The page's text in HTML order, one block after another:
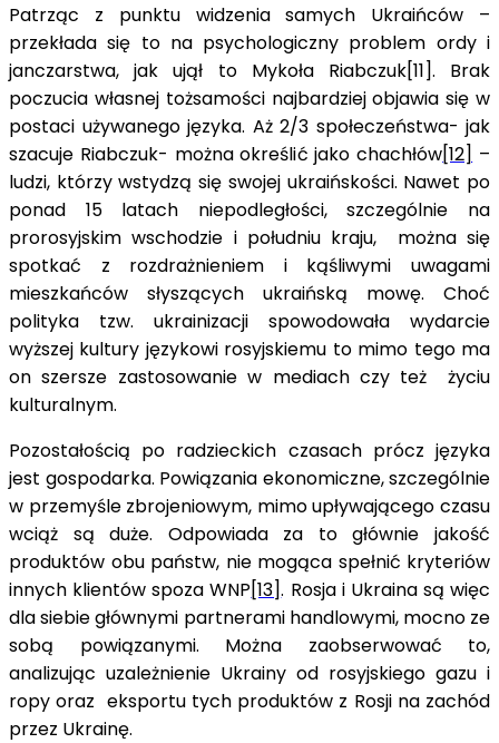
Patrząc z punktu widzenia samych Ukraińców –
przekłada się to na psychologiczny problem ordy i
janczarstwa, jak ujął to Mykoła Riabczuk[11]. Brak
poczucia własnej tożsamości najbardziej objawia się w
postaci używanego języka. Aż 2/3 społeczeństwa- jak
szacuje Riabczuk- można określić jako chachłów[12] –
ludzi, którzy wstydzą się swojej ukraińskości. Nawet po
ponad 15 latach niepodległości, szczególnie na
prorosyjskim wschodzie i południu kraju, można się
spotkać z rozdrażnieniem i kąśliwymi uwagami
mieszkańców słyszących ukraińską mowę. Choć
polityka tzw. ukrainizacji spowodowała wydarcie
wyższej kultury językowi rosyjskiemu to mimo tego ma
on szersze zastosowanie w mediach czy też życiu
kulturalnym.
Pozostałością po radzieckich czasach prócz języka
jest gospodarka. Powiązania ekonomiczne, szczególnie
w przemyśle zbrojeniowym, mimo upływającego czasu
wciąż są duże. Odpowiada za to głównie jakość
produktów obu państw, nie mogąca spełnić kryteriów
innych klientów spoza WNP[13]. Rosja i Ukraina są więc
dla siebie głównymi partnerami handlowymi, mocno ze
sobą powiązanymi. Można zaobserwować to,
analizując uzależnienie Ukrainy od rosyjskiego gazu i
ropy oraz eksportu tych produktów z Rosji na zachód
przez Ukrainę.